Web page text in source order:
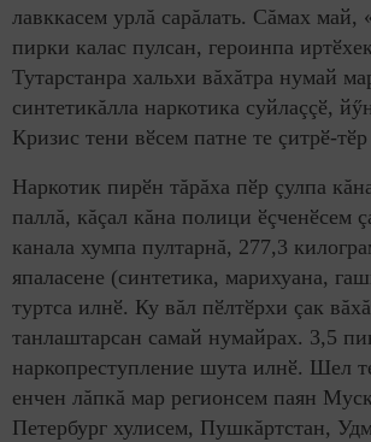
лавккасем урлă сарăлать. Сăмах май,
пирки калас пулсан, героинпа
Тутарстанра хальхи вăхăтра нумай
синтетикăлла наркотика суйлаççӗ,
Кризис тени вӗсем патне те çитрӗ-тӗр
Наркотик пирӗн тăрăха пӗр çулпа
паллă, кăçал кăна полици ӗçченӗсем
канала хумпа пултарнă, 277,3
япаласене (синтетика, марихуана,
туртса илнӗ. Ку вăл пӗлтӗрхи çак
танлаштарсан самай нумайрах. 3,5
наркопреступление шута илнӗ. Шел
енчен лăпкă мар регионсем паян
Петербург хулисем, Пушкăртстан,